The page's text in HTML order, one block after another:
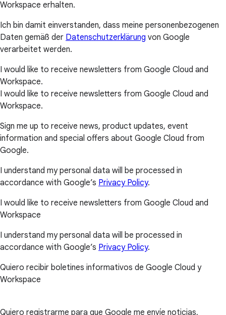
Workspace erhalten.
Ich bin damit einverstanden, dass meine personenbezogenen
Daten gemäß der Datenschutzerklärung von Google
verarbeitet werden.
I would like to receive newsletters from Google Cloud and
Workspace.
I would like to receive newsletters from Google Cloud and
Workspace.
Sign me up to receive news, product updates, event
information and special offers about Google Cloud from
Google.
I understand my personal data will be processed in
accordance with Google’s Privacy Policy.
I would like to receive newsletters from Google Cloud and
Workspace
I understand my personal data will be processed in
accordance with Google’s Privacy Policy.
Quiero recibir boletines informativos de Google Cloud y
Workspace
Quiero registrarme para que Google me envíe noticias,